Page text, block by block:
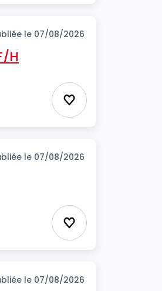
le 07/08/2026
H
Ajouter aux
le 07/08/2026
Ajouter aux
le 07/08/2026